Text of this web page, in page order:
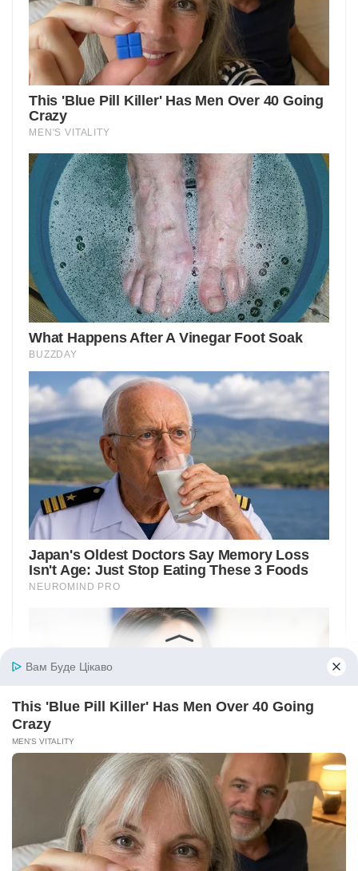
Вам Буде Цікаво
This 'Blue Pill Killer' Has Men Over 40 Going
Crazy
MEN'S VITALITY